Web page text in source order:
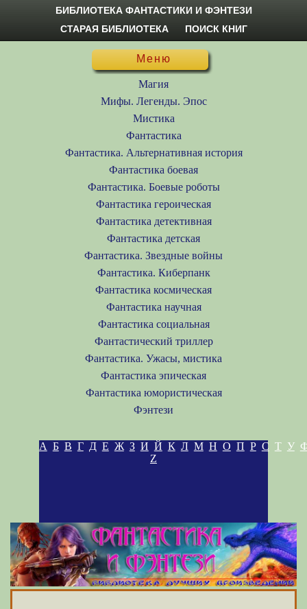
БИБЛИОТЕКА ФАНТАСТИКИ И ФЭНТЕЗИ
СТАРАЯ БИБЛИОТЕКА
ПОИСК КНИГ
Меню
Магия
Мифы. Легенды. Эпос
Мистика
Фантастика
Фантастика. Альтернативная история
Фантастика боевая
Фантастика. Боевые роботы
Фантастика героическая
Фантастика детективная
Фантастика детская
Фантастика. Звездные войны
Фантастика. Киберпанк
Фантастика космическая
Фантастика научная
Фантастика социальная
Фантастический триллер
Фантастика. Ужасы, мистика
Фантастика эпическая
Фантастика юмористическая
Фэнтези
А Б В Г Д Е Ж З И Й К Л М Н О П Р С Т У
Z